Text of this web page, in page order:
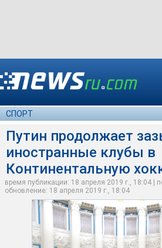
СПОРТ
Путин продолжает
иностранные клубы в
Континентальную
время публикации: 18 апреля 2019 г., 18:04 |
обновление: 18 апреля 2019 г., 18:04